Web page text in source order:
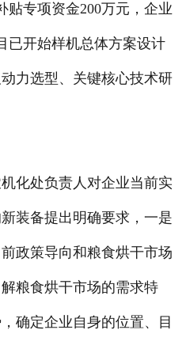
贴专项资金200万元，企业
已开始样机总体方案设计
力选型、关键核心技术研
处负责人对企业当前实
装备提出明确要求，一是
政策导向和粮食烘干市场
粮食烘干市场的需求特
确定企业自身的位置、目